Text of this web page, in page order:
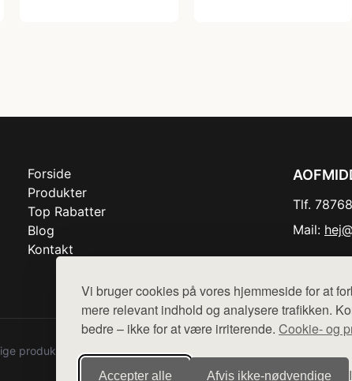
Vi bruger cookies på vores hjemmeside for at
mere relevant indhold og analysere trafikken.
bedre – ikke for at være irriterende. Cookie- og
Accepter alle Afvis ikke‑nødvendige
Forside
Produkter
Top Rabatter
Blog
Kontakt
Tlf.
Mail:
produkter fra diverse webshops. Der sælges ikke varer fra